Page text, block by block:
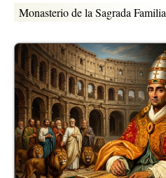
Monasterio de la Sagrada Familia